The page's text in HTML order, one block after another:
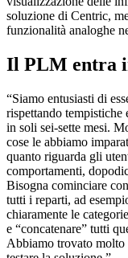
soluzione di Centric,
funzionalità analoghe
Il PLM entra
“Siamo entusiasti di
rispettando tempistiche
in soli sei-sette mesi.
cose le abbiamo
quanto riguarda gli
comportamenti,
Bisogna cominciare
tutti i reparti, ad
chiaramente le
e “concatenare” tutti
Abbiamo trovato